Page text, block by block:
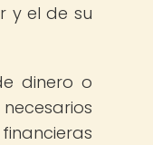
y el de su
dinero o